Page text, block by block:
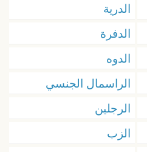
الدرية
الدفرة
الدوه
الراسمال الجنسي
الرجلين
الزب